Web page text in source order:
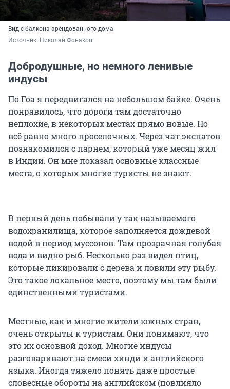
Вид с балкона арендованного дома
Источник: Николай Фонаков
Добродушные, но немного ленивые
индусы
По Гоа я передвигался на небольшом байке. Очень
понравилось, что дороги там достаточно
неплохие, в некоторых местах прямо новые. Но
всё равно много проселочных. Через чат экспатов
познакомился с парнем, который уже месяц жил
в Индии. Он мне показал основные классные
места, о которых многие туристы не знают.
В первый день побывали у так называемого
водохранилища, которое заполняется дождевой
водой в период муссонов. Там прозрачная голубая
вода и видно рыб. Несколько раз видел птиц,
которые пикировали с дерева и ловили эту рыбу.
Это такое локальное место, поэтому мы там были
единственными туристами.
Местные, как и многие жители южных стран,
очень открыты к туристам. Они понимают, что
это их основной доход. Многие индусы
разговаривают на смеси хинди и английского
языка. Иногда тяжело понять даже простые
словесные обороты на английском (повлияло